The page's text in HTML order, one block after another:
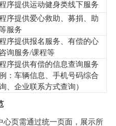
序提供运动健身类线下服务
序提供爱心救助、募捐、助
服务
序提供报名服务、有偿的心
询服务/课程等
序提供有偿的信息查询服务
例：车辆信息、手机号码综合
、企业联系方式查询）
心页需通过统一页面，展示所